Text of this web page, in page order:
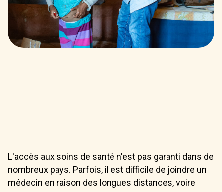
L'accès aux soins de santé n'est pas garanti dans de
nombreux pays. Parfois, il est difficile de joindre un
médecin en raison des longues distances, voire